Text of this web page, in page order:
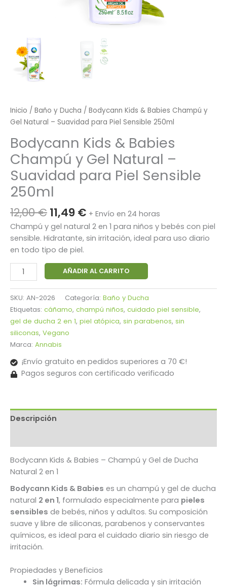
Inicio / Baño y Ducha / Bodycann Kids & Babies Champú y
Gel Natural – Suavidad para Piel Sensible 250ml
Bodycann Kids & Babies
Champú y Gel Natural –
Suavidad para Piel Sensible
250ml
12,00€El
precio
original
era:
12,00 €.
11,49 €El
precio
actual
11,49 €.
+ Envío en 24 horas
Champú y gel natural 2 en 1 para niños y bebés con piel
sensible. Hidratante, sin irritación, ideal para uso diario
en todo tipo de piel.
Bodycann
Kids
&
Babies
Champú
y
Gel
Natural
-
Suavidad
Sensible
250ml
AÑADIR AL CARRITO
SKU: AN-2026 Categoría: Baño y Ducha
Etiquetas: cáñamo, champú niños, cuidado piel sensible,
gel de ducha 2 en 1, piel atópica, sin parabenos, sin
siliconas, Vegano
Marca: Annabis
¡Envío gratuito en pedidos superiores a 70 €!
Pagos seguros con certificado verificado
Descripción
Bodycann Kids & Babies – Champú y Gel de Ducha
Natural 2 en 1
Bodycann Kids & Babies es un champú y gel de ducha
natural 2 en 1, formulado especialmente para pieles
sensibles de bebés, niños y adultos. Su composición
suave y libre de siliconas, parabenos y conservantes
químicos, es ideal para el cuidado diario sin riesgo de
irritación.
Propiedades y Beneficios
Sin lágrimas: Fórmula delicada y sin irritación